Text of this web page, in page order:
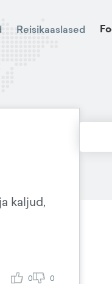
Reisikaaslased
kaljud,
0 0